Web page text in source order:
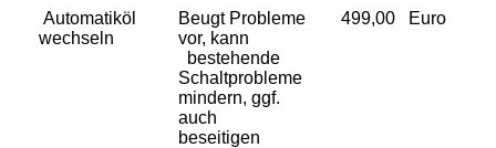
Automatiköl
wechseln
Beugt Probleme
vor, kann
bestehende
Schaltprobleme
mindern, ggf.
auch
beseitigen
499,00 Euro